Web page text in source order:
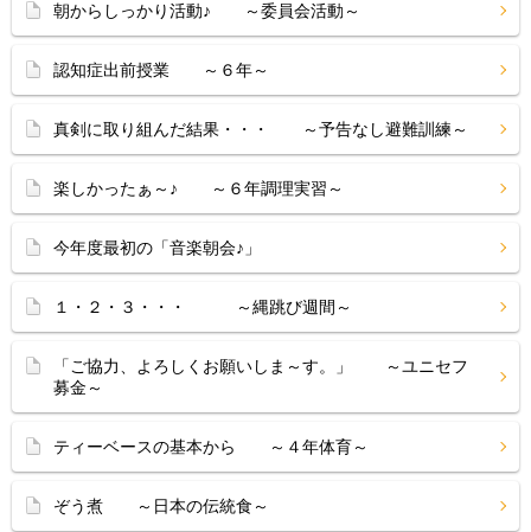
朝からしっかり活動♪ ～委員会活動～
認知症出前授業 ～６年～
真剣に取り組んだ結果・・・ ～予告なし避難訓練～
楽しかったぁ～♪ ～６年調理実習～
今年度最初の「音楽朝会♪」
１・２・３・・・ ～縄跳び週間～
「ご協力、よろしくお願いしま～す。」 ～ユニセフ
募金～
ティーベースの基本から ～４年体育～
ぞう煮 ～日本の伝統食～